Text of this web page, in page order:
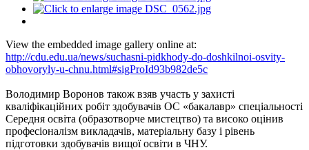
View the embedded image gallery online at:
http://cdu.edu.ua/news/suchasni-pidkhody-do-doshkilnoi-osvity-
obhovoryly-u-chnu.html#sigProId93b982de5c
Володимир Воронов також взяв участь у захисті
кваліфікаційних робіт здобувачів ОС «бакалавр» спеціальності
Середня освіта (образотворче мистецтво) та високо оцінив
професіоналізм викладачів, матеріальну базу і рівень
підготовки здобувачів вищої освіти в ЧНУ.